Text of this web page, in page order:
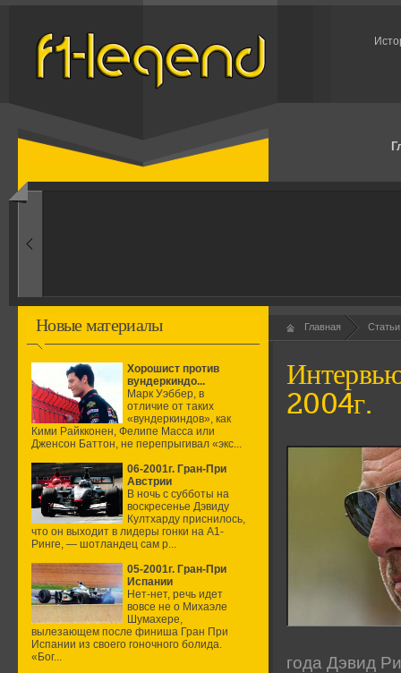
1960-ые
Новые материалы
Хорошист против
вундеркиндо...
Марк Уэббер, в
отличие от таких
«вундеркиндов», как
Кими Райкконен, Фелипе Масса или
Дженсон Баттон, не перепрыгивал «экс...
06-2001г. Гран-При
Австрии
В ночь с субботы на
воскресенье Дэвиду
Култхарду приснилось,
что он выходит в лидеры гонки на А1-
Ринге, — шотландец сам р...
05-2001г. Гран-При
Испании
Нет-нет, речь идет
вовсе не о Михаэле
Шумахере,
вылезающем после финиша Гран При
Испании из своего гоночного болида.
«Бог...
Главная
2004г.
года Дэвид